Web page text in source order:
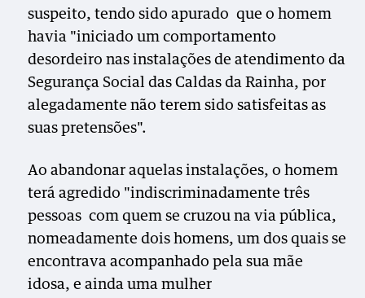
suspeito, tendo sido apurado que o homem
havia "iniciado um comportamento
desordeiro nas instalações de atendimento da
Segurança Social das Caldas da Rainha, por
alegadamente não terem sido satisfeitas as
suas pretensões".
Ao abandonar aquelas instalações, o homem
terá agredido "indiscriminadamente três
pessoas com quem se cruzou na via pública,
nomeadamente dois homens, um dos quais se
encontrava acompanhado pela sua mãe
idosa, e ainda uma mulher